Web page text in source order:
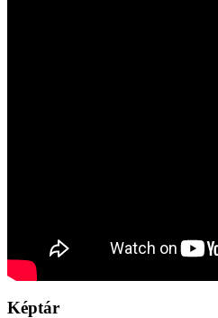
Képtár